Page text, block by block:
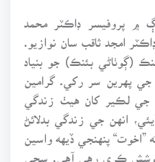
۾ پروفيسر ڊاڪٽر محمد
امجد ثاقب سان نوازيو.
بئنڪ (ڳوٺاڻي بئنڪ) جو بنياد
۾ اخوت جي پهرين سر رکي. گرامين
جي لڪير کان هيٺ زندگي
انهن جي زندگي بدلائڻ
پنهنجي ڏيهه واسين
ڪري رهي آهي. سڄي